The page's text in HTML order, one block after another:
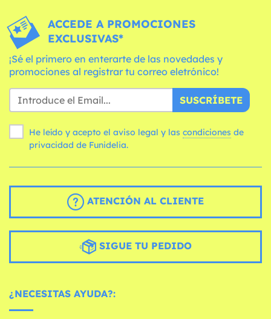
ACCEDE A PROMOCIONES
EXCLUSIVAS*
¡Sé el primero en enterarte de las novedades y
promociones al registrar tu correo eletrónico!
SUSCRÍBETE
He leído y acepto el aviso legal y las condiciones
privacidad de Funidelia.
ATENCIÓN AL CLIENTE
SIGUE TU PEDIDO
¿NECESITAS AYUDA?: